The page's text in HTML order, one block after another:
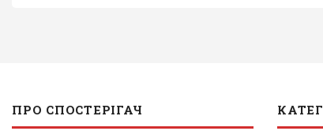
ПРО СПОСТЕРІГАЧ